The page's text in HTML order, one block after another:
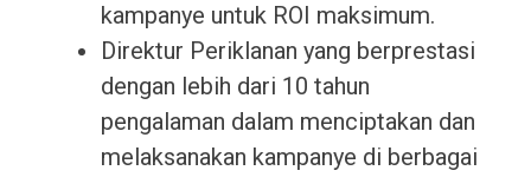
kampanye untuk ROI maksimum.
Direktur Periklanan yang berprestasi
dengan lebih dari 10 tahun
pengalaman dalam menciptakan dan
melaksanakan kampanye di berbagai